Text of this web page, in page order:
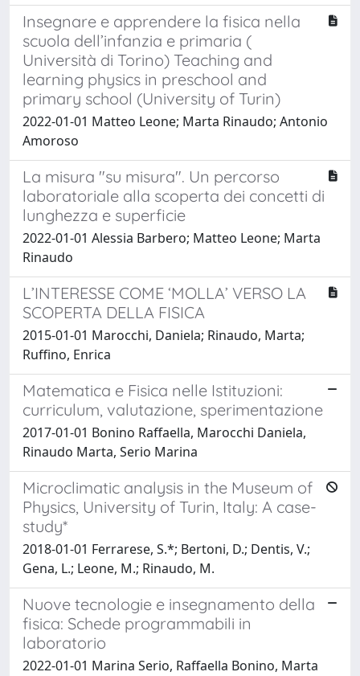
Insegnare e apprendere la fisica nella
scuola dell’infanzia e primaria (
Università di Torino) Teaching and
learning physics in preschool and
primary school (University of Turin)
2022-01-01 Matteo Leone; Marta Rinaudo; Antonio
Amoroso
La misura "su misura". Un percorso
laboratoriale alla scoperta dei concetti di
lunghezza e superficie
2022-01-01 Alessia Barbero; Matteo Leone; Marta
Rinaudo
L’INTERESSE COME ‘MOLLA’ VERSO LA
SCOPERTA DELLA FISICA
2015-01-01 Marocchi, Daniela; Rinaudo, Marta;
Ruffino, Enrica
Matematica e Fisica nelle Istituzioni:
curriculum, valutazione, sperimentazione
2017-01-01 Bonino Raffaella, Marocchi Daniela,
Rinaudo Marta, Serio Marina
Microclimatic analysis in the Museum of
Physics, University of Turin, Italy: A case-
study*
2018-01-01 Ferrarese, S.*; Bertoni, D.; Dentis, V.;
Gena, L.; Leone, M.; Rinaudo, M.
Nuove tecnologie e insegnamento della
fisica: Schede programmabili in
laboratorio
2022-01-01 Marina Serio, Raffaella Bonino, Marta